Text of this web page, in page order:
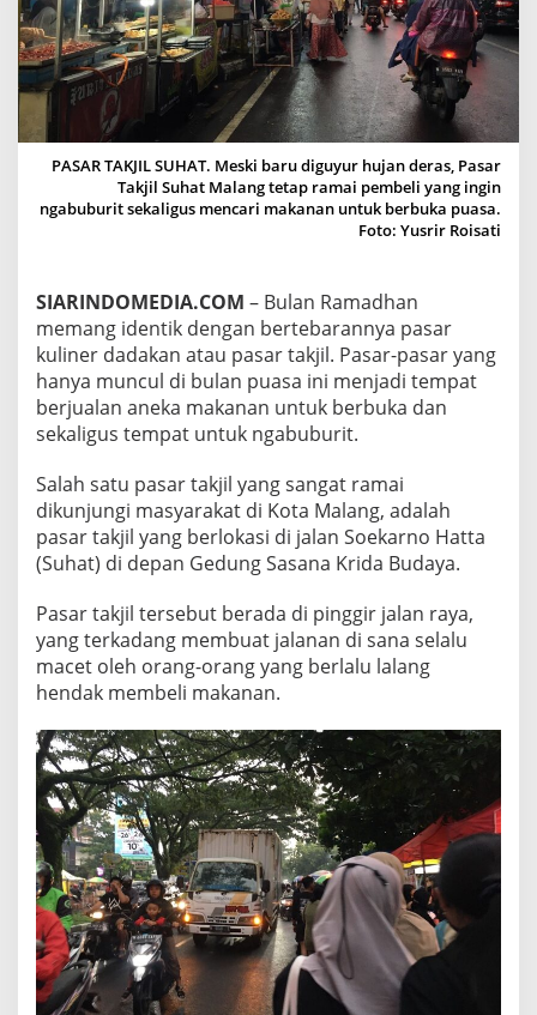
S
A
R
T
A
K
J
I
L
S
R
N
O
H
A
T
T
M
A
L
A
N
R
A
M
A
I
K
U
N
J
U
N
G
I
W
A
R
G
PASAR TAKJIL SUHAT. Meski baru diguyur hujan deras, Pasar
Takjil Suhat Malang tetap ramai pembeli yang ingin
ngabuburit sekaligus mencari makanan untuk berbuka puasa.
Foto: Yusrir Roisati
SIARINDOMEDIA.COM – Bulan Ramadhan
memang identik dengan bertebarannya pasar
kuliner dadakan atau pasar takjil. Pasar-pasar yang
hanya muncul di bulan puasa ini menjadi tempat
berjualan aneka makanan untuk berbuka dan
sekaligus tempat untuk ngabuburit.
Salah satu pasar takjil yang sangat ramai
dikunjungi masyarakat di Kota Malang, adalah
pasar takjil yang berlokasi di jalan Soekarno Hatta
(Suhat) di depan Gedung Sasana Krida Budaya.
Pasar takjil tersebut berada di pinggir jalan raya,
yang terkadang membuat jalanan di sana selalu
macet oleh orang-orang yang berlalu lalang
hendak membeli makanan.